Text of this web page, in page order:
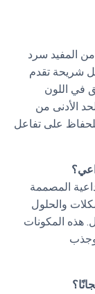
المفيد سرد
شريحة تقدم
في اللون
الأدنى من
على تفاعل
المصممة
والحلول
هذه المكونات
وجذب